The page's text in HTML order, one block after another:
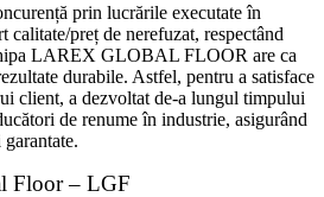
prin lucrările executate în
preț de nerefuzat, respectând
LAREX GLOBAL FLOOR are ca
durabile. Astfel, pentru a satisface
client, a dezvoltat de-a lungul timpului
de renume în industrie, asigurând
Floor – LGF